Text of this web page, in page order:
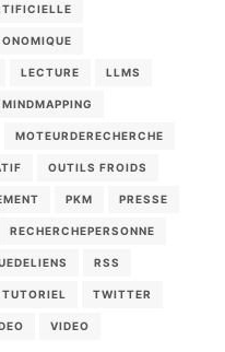
LECTURE LLMS
MINDMAPPING
MOTEURDERECHERCHE
OUTILS FROIDS
PKM PRESSE
RECHERCHEPERSONNE
RSS
TUTORIEL TWITTER
VIDEO